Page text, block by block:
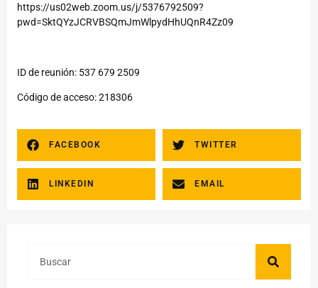
https://us02web.zoom.us/j/5376792509?
pwd=SktQYzJCRVBSQmJmWlpydHhUQnR4Zz09
ID de reunión: 537 679 2509
Código de acceso: 218306
FACEBOOK TWITTER
LINKEDIN EMAIL